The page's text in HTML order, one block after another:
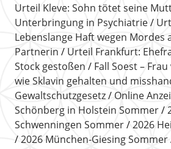
Urteil Kleve: Sohn tötet seine
Unterbringung in Psychiatrie
Lebenslange Haft wegen Mordes
Partnerin
Urteil Frankfurt:
Stock gestoßen
Fall Soest –
wie Sklavin gehalten und
Gewaltschutzgesetz
Online
Schönberg in Holstein Sommer
Schwenningen Sommer
2026
2026 München-Giesing Sommer